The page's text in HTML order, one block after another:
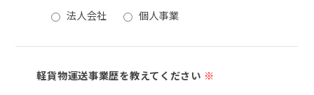
法人会社 個人事業
軽貨物運送事業歴を教えてください ※